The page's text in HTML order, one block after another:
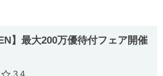
】最大200万優待付フェア開催
3.4